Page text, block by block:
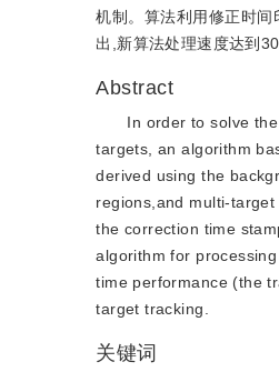
机制。算法利用修正时
出,新算法处理速度达到
Abstract
In order to solve
targets, an algorithm
derived using the
regions,and multi-
the correction time
algorithm for
time performance (the
target tracking.
关键词